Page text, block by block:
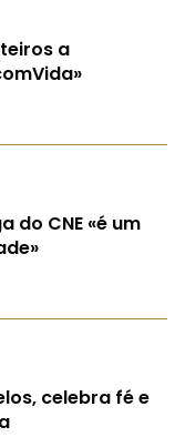
a
do CNE «é um
celebra fé e